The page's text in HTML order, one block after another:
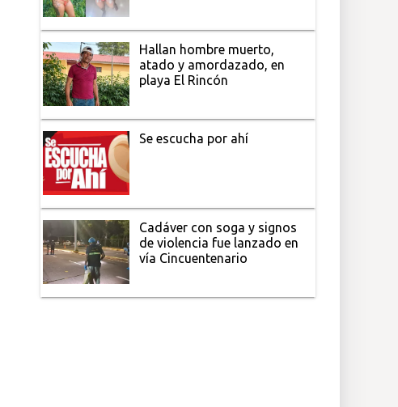
Hallan hombre muerto,
atado y amordazado, en
playa El Rincón
Se escucha por ahí
Cadáver con soga y signos
de violencia fue lanzado en
vía Cincuentenario